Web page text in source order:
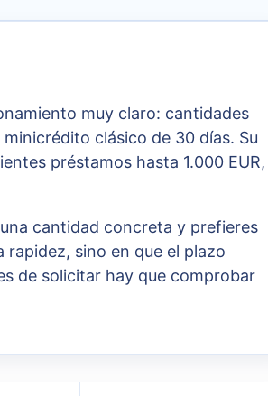
muy claro: cantidades
clásico de 30 días. Su
préstamos hasta 1.000 EUR,
cantidad concreta y prefieres
rapidez, sino en que el plazo
de solicitar hay que comprobar